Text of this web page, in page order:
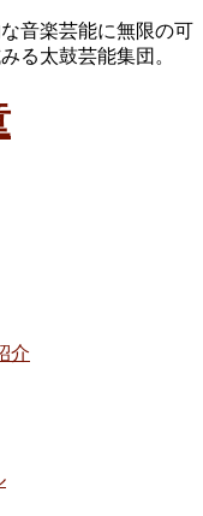
音楽芸能に無限の可
る太鼓芸能集団。
介